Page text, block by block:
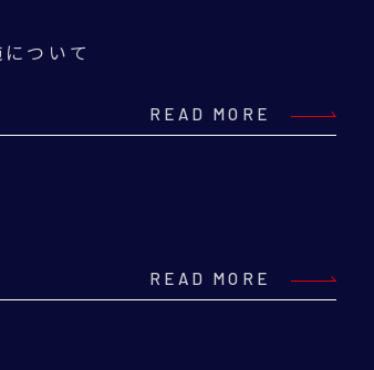
ついて
READ MORE
READ MORE